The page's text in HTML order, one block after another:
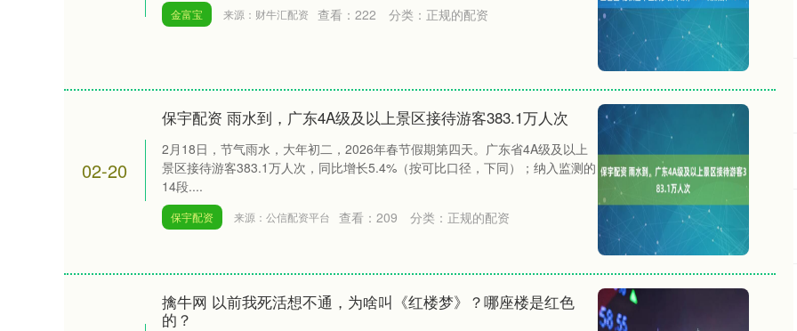
金富宝 来源：财牛汇配资 查看： 222 分类： 正规的配资
02-20
保宇配资 雨水到，广东4A级及以上景区接待游客383.1万人次
2月18日，节气雨水，大年初二，2026年春节假期第四天。广东省4A级及以上
景区接待游客383.1万人次，同比增长5.4%（按可比口径，下同）；纳入监测的
14段....
保宇配资 来源：公信配资平台 查看： 209 分类： 正规的配资
擒牛网 以前我死活想不通，为啥叫《红楼梦》？哪座楼是红色
的？